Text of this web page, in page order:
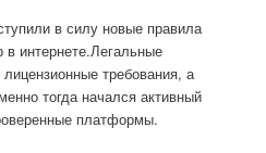
в силу новые правила
в интернете.Легальные
требования, а
тогда начался активный
платформы.